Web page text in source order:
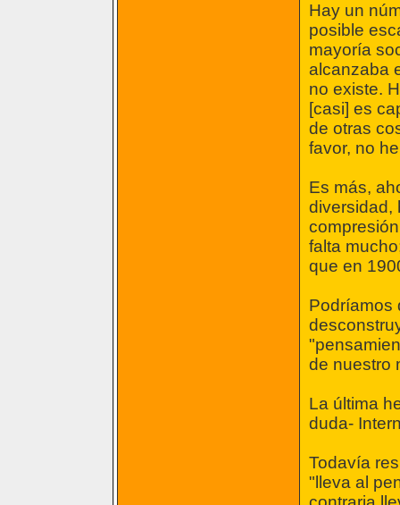
Hay un
posible
mayoría
alcanzaba
no existe.
[casi] es
de otras
favor, no
Es más,
diversidad,
falta
que en
Podríamos
de nuestro
La última
duda-
Todavía
"lleva al